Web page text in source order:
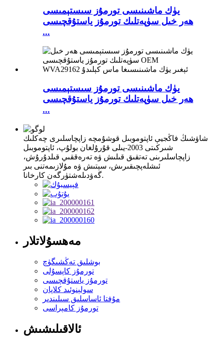
يۈك ماشىنىسى تورمۇز سىستېمىسى
ھەر خىل سۈپەتلىك تورمۇز ياستۇقچىسى
...
يۈك ماشىنىسى تورمۇز سىستېمىسى
ھەر خىل سۈپەتلىك تورمۇز ياستۇقچىسى
...
شاۋشىڭ فاڭجيې ئاپتوموبىل قوشۇمچە زاپچاسلىرى چەكلىك
شىركىتى 2003-يىلى قۇرۇلغان بولۇپ، ئاپتوموبىل
زاپچاسلىرىنى تەتقىق قىلىش ۋە تەرەققىي قىلدۇرۇش،
ئىشلەپچىقىرىش، سېتىش ۋە مۇلازىمەتنى بىر
گەۋدىلەشتۈرگەن كارخانا.
مەھسۇلاتلار
بوشلىق تەڭشىگۈچ
تورمۇز كاپسۇلى
تورمۇز ياستۇقچىسى
سولېنوئىد كلاپان
مۇفتا ئاساسلىق سىلىندىر
تورمۇز كامېراسى
ئالاقىلىشىش